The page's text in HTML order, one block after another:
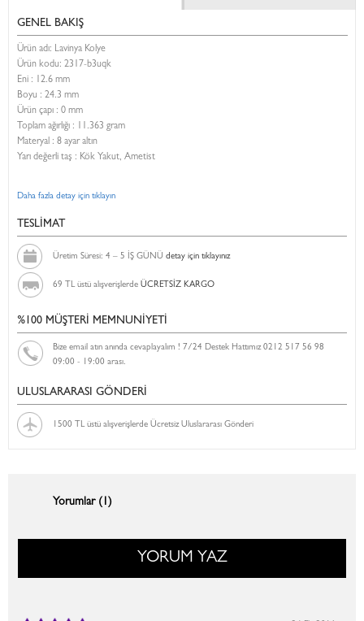
GENEL BAKIŞ
Ürün adı: Lavinya Kolye
Ürün kodu: 2317-b3uqk
Eni : 12.6 mm
Boyu : 24.3 mm
Ürün çapı : 0 mm
Toplam ağırlığı : 11.363 gram
Materyal : 8 ayar altın
Yarı değerli taş : Kök Yakut, Ametist
Daha fazla detay için tıklayın
TESLİMAT
Üretim Süresi: 4 – 5 İŞ GÜNÜ detay için tıklayınız
69 TL üstü alışverişlerde ÜCRETSİZ KARGO
%100 MÜŞTERİ MEMNUNİYETİ
Bize email atın anında cevaplayalım ! 7/24 Destek Hattımız 0212 517 56 98
09:00 - 19:00 arası.
ULUSLARARASI GÖNDERİ
1500 TL üstü alışverişlerde Ücretsiz Uluslararası Gönderi
Yorumlar (1)
YORUM YAZ